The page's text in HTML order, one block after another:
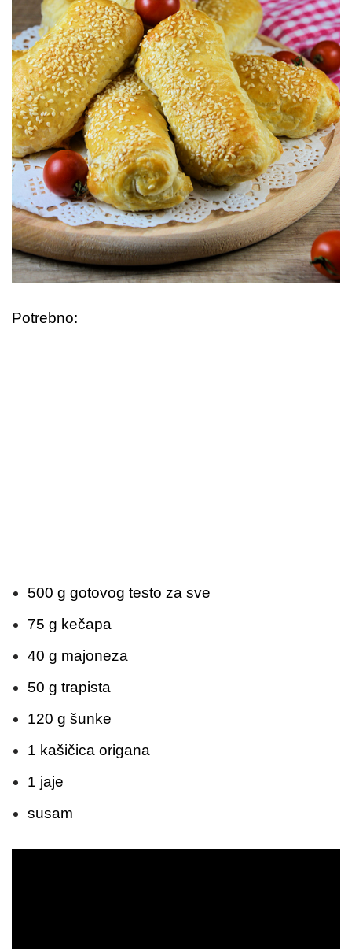
Potrebno:
500 g gotovog testo za sve
75 g kečapa
40 g majoneza
50 g trapista
120 g šunke
1 kašičica origana
1 jaje
susam